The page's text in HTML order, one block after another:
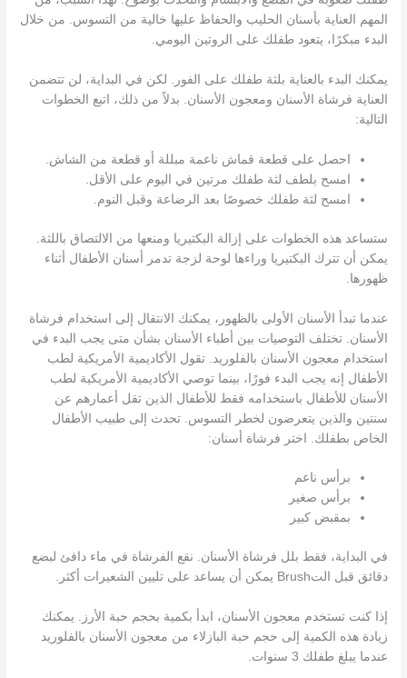
المهم العناية بأسنان الحليب والحفاظ عليها خالية من التسوس. من خلال
البدء مبكرًا، يتعود طفلك على الروتين اليومي.
يمكنك البدء بالعناية بلثة طفلك على الفور. لكن في البداية، لن تتضمن
العناية فرشاة الأسنان ومعجون الأسنان. بدلاً من ذلك، اتبع الخطوات
التالية:
احصل على قطعة قماش ناعمة مبللة أو قطعة من الشاش.
امسح بلطف لثة طفلك مرتين في اليوم على الأقل.
امسح لثة طفلك خصوصًا بعد الرضاعة وقبل النوم.
ستساعد هذه الخطوات على إزالة البكتيريا ومنعها من الالتصاق باللثة.
يمكن أن تترك البكتيريا وراءها لوحة لزجة تدمر أسنان الأطفال أثناء
ظهورها.
عندما تبدأ الأسنان الأولى بالظهور، يمكنك الانتقال إلى استخدام فرشاة
الأسنان. تختلف التوصيات بين أطباء الأسنان بشأن متى يجب البدء في
استخدام معجون الأسنان بالفلوريد. تقول الأكاديمية الأمريكية لطب
الأطفال إنه يجب البدء فورًا، بينما توصي الأكاديمية الأمريكية لطب
الأسنان للأطفال باستخدامه فقط للأطفال الذين تقل أعمارهم عن
سنتين والذين يتعرضون لخطر التسوس. تحدث إلى طبيب الأطفال
الخاص بطفلك. اختر فرشاة أسنان:
برأس ناعم
برأس صغير
بمقبض كبير
في البداية، فقط بلل فرشاة الأسنان. نقع الفرشاة في ماء دافئ لبضع
دقائق قبل التBrush يمكن أن يساعد على تليين الشعيرات أكثر.
إذا كنت تستخدم معجون الأسنان، ابدأ بكمية بحجم حبة الأرز. يمكنك
زيادة هذه الكمية إلى حجم حبة البازلاء من معجون الأسنان بالفلوريد
عندما يبلغ طفلك 3 سنوات.